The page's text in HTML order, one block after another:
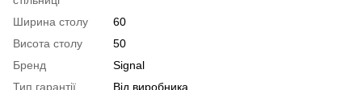
Ширина столу
60
Висота столу
50
Бренд
Signal
Тип гарантії
Від виробника